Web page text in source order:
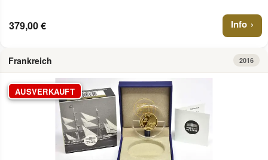
379,00 € Info
Frankreich 2016
AUSVERKAUFT